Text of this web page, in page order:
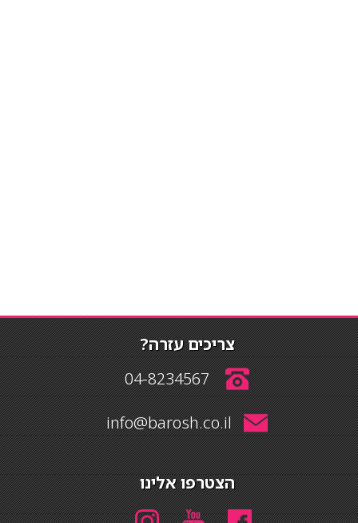
צריכים עזרה?
04-8234567
info@barosh.co.il
הצטרפו אלינו